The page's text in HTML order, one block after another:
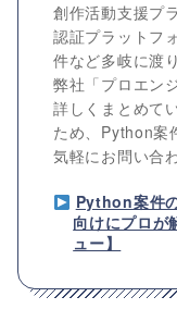
創作活動支援プ
認証プラットフ
件など多岐に渡
弊社「プロエン
詳しくまとめて
ため、Python案
気軽にお問い合
Python案件
向けにプロ
ュー】